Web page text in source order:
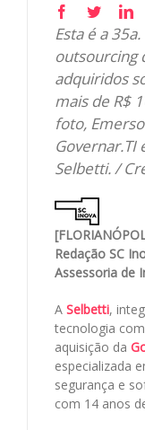
Facebook
Twitter
Esta é a
outsourcing
adquiridos
mais de R$
foto,
Governar.TI
Selbetti. /
Redação SC
Assessoria de
A Selbetti,
tecnologia
aquisição da
especializada
segurança e
com 14 anos